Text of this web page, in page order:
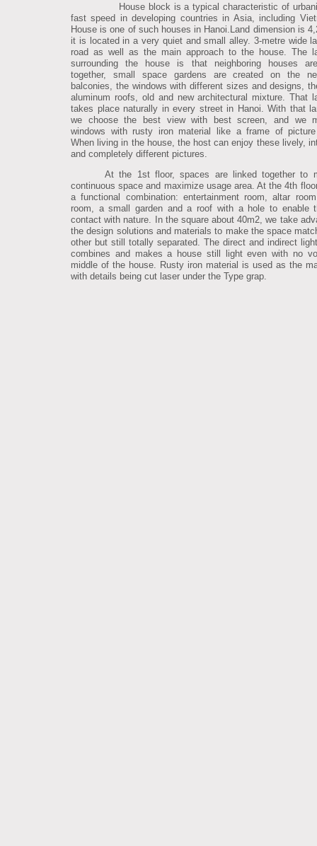
House block is a typical characteristic of
fast speed in developing countries in Asia, including
House is one of such houses in Hanoi.Land dimension is
it is located in a very quiet and small alley. 3-metre wide
road as well as the main approach to the house. The
surrounding the house is that neighboring houses
together, small space gardens are created on the
balconies, the windows with different sizes and designs,
aluminum roofs, old and new architectural mixture. That
takes place naturally in every street in Hanoi. With that
we choose the best view with best screen, and we
windows with rusty iron material like a frame of
When living in the house, the host can enjoy these lively,
and completely different pictures.
At the 1st floor, spaces are linked together to
continuous space and maximize usage area. At the 4th
a functional combination: entertainment room, altar
room, a small garden and a roof with a hole to enable
contact with nature. In the square about 40m2, we take
the design solutions and materials to make the space
other but still totally separated. The direct and indirect
combines and makes a house still light even with no
middle of the house. Rusty iron material is used as the
with details being cut laser under the Type grap.